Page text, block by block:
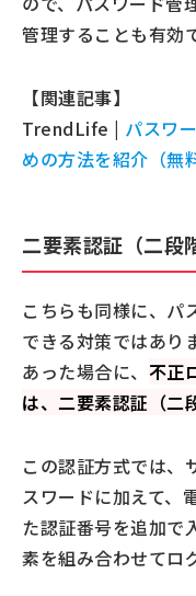
管理することも有効
【関連記事】
TrendLife | パスワ
めの方法を紹介（無
二要素認証（二段
こちらも同様に、パ
できる対策ではあり
あった場合に、 不正
は、二要素認証（二
この認証方式では、
スワードに加えて、
た認証番号を追加で
素を組み合わせてロ